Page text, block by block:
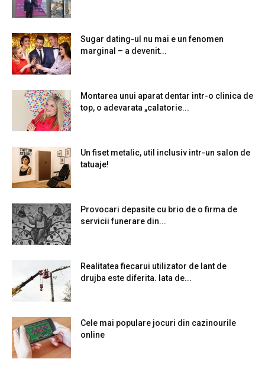
Sugar dating-ul nu mai e un fenomen
marginal – a devenit...
Montarea unui aparat dentar intr-o clinica de
top, o adevarata „calatorie...
Un fiset metalic, util inclusiv intr-un salon de
tatuaje!
Provocari depasite cu brio de o firma de
servicii funerare din...
Realitatea fiecarui utilizator de lant de
drujba este diferita. Iata de...
Cele mai populare jocuri din cazinourile
online